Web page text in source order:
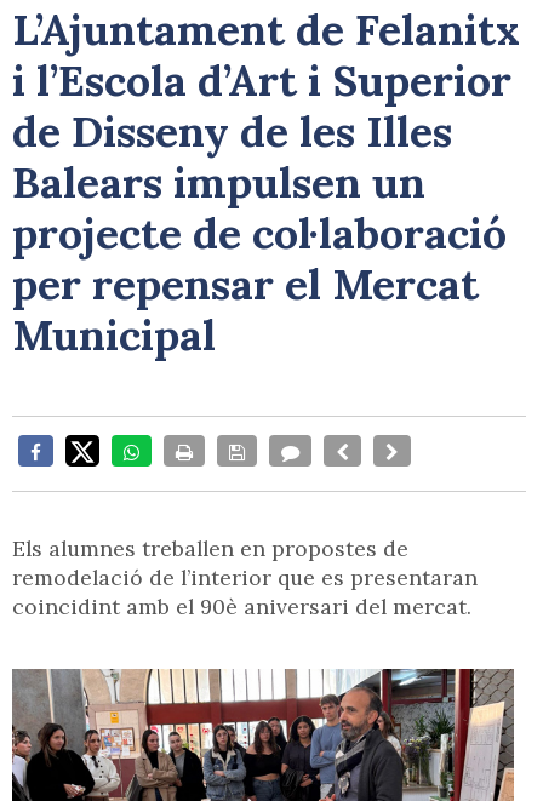
L’Ajuntament de Felanitx
i l’Escola d’Art i Superior
de Disseny de les Illes
Balears impulsen un
projecte de col·laboració
per repensar el Mercat
Municipal
Els alumnes treballen en propostes de
remodelació de l’interior que es presentaran
coincidint amb el 90è aniversari del mercat.